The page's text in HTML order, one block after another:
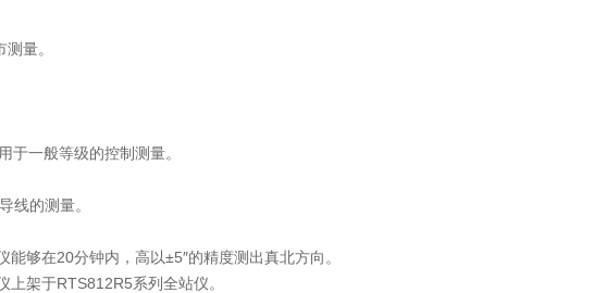
量。
一般等级的控制测量。
线的测量。
够在20分钟内，高以±5″的精度测出真北方向。
架于RTS812R5系列全站仪。